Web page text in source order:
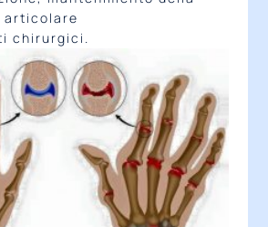
articolare
chirurgici.